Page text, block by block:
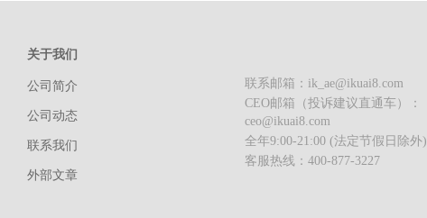
关于我们
公司简介
公司动态
联系我们
外部文章
联系邮箱：ik_ae@ikuai8.com
CEO邮箱（投诉建议直通车）：
ceo@ikuai8.com
全年9:00-21:00 (法定节假日除外)
客服热线：400-877-3227